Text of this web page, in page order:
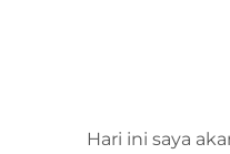
Hari ini saya